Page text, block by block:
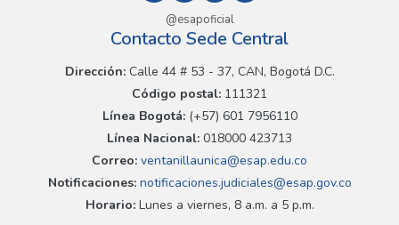
@esapoficial
Contacto Sede Central
Dirección:Calle 44 # 53 - 37, CAN, Bogotá D.C.
Código postal: 111321
Línea Bogotá:(+57) 601 7956110
Línea Nacional: 018000 423713
Correo: ventanillaunica@esap.edu.co
Notificaciones:notificaciones.judiciales@esap.gov.co
Horario:Lunes a viernes, 8 a.m. a 5 p.m.